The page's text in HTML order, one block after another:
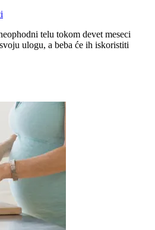
telu tokom devet meseci
ulogu, a beba će ih iskoristiti